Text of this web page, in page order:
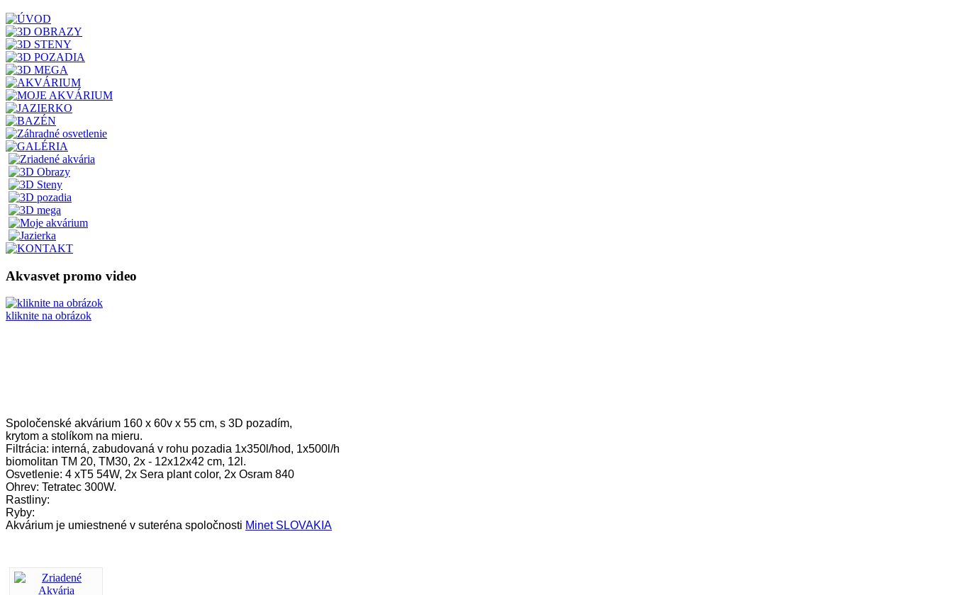
Akvasvet promo video
kliknite na obrázok
Spoločenské akvárium 160 x 60v x 55 cm, s 3D pozadím,
krytom a stolíkom na mieru.
Filtrácia: interná, zabudovaná v rohu pozadia 1x350l/hod, 1x500l/h
biomolitan TM 20, TM30, 2x - 12x12x42 cm, 12l.
Osvetlenie: 4 xT5 54W, 2x Sera plant color, 2x Osram 840
Ohrev: Tetratec 300W.
Rastliny:
Ryby:
Akvárium je umiestnené v suteréna spoločnosti Minet SLOVAKIA